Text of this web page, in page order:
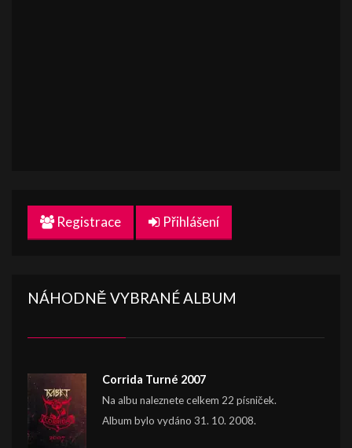
Registrace Přihlášení
NÁHODNĚ VYBRANÉ ALBUM
Corrida Turné 2007
Na albu naleznete celkem 22 písniček.
Album bylo vydáno 31. 10. 2008.